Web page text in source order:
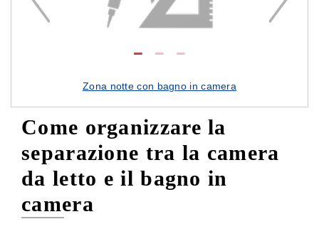
Zona notte con bagno in camera
Come organizzare la
separazione tra la camera
da letto e il bagno in
camera